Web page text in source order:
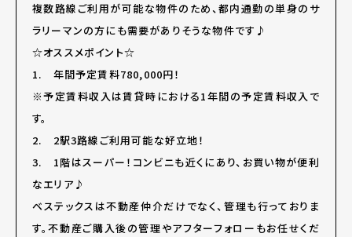
複数路線ご利用が可能な物件のため、都内通勤の単身のサ
ラリーマンの方にも需要がありそうな物件です♪
☆オススメポイント☆
1. 年間予定賃料780,000円！
※予定賃料収入は賃貸時における1年間の予定賃料収入で
す。
2. 2駅3路線ご利用可能な好立地！
3. 1階はスーパー！コンビニも近くにあり、お買い物が便利
なエリア♪
ベステックスは不動産仲介だけでなく、管理も行っておりま
す。不動産ご購入後の管理やアフターフォローもお任せくだ